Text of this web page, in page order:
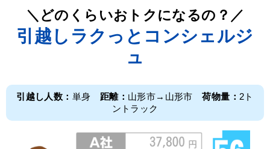
＼どのくらいおトクになるの？／
引越しラクっとコンシェルジ
ュ
引越し人数： 単身 距離： 山形市→山形市 荷物量： 2ト
ントラック